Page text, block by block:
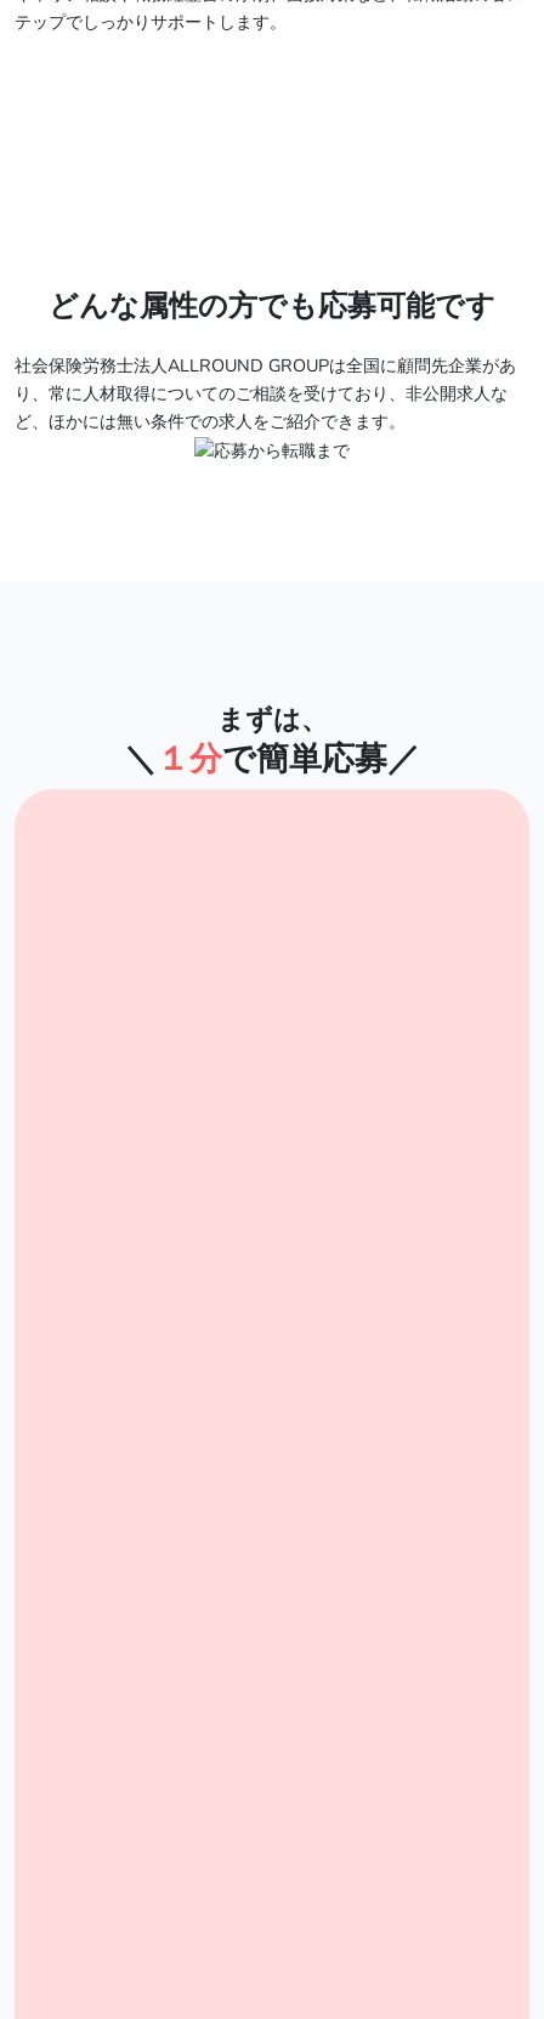
テップでしっかりサポートします。
どんな属性の方でも応募可能です
社会保険労務士法人ALLROUND GROUPは全国に顧問先企業があ
り、常に人材取得についてのご相談を受けており、非公開求人な
ど、ほかには無い条件での求人をご紹介できます。
まずは、
＼ １分で簡単応募／